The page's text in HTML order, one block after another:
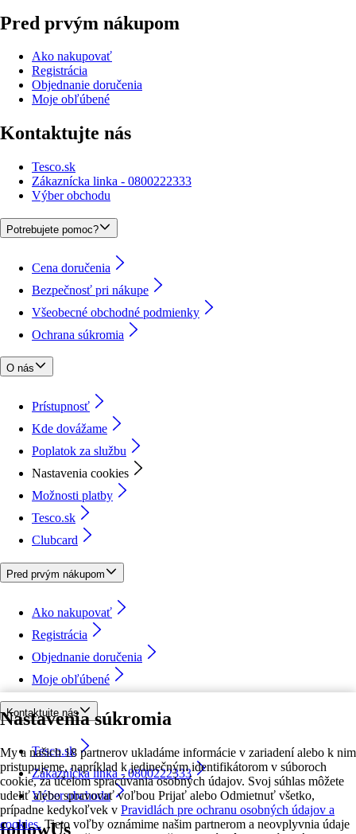
Nastavenia súkromia
My a našich 18 partnerov ukladáme informácie v zariadení alebo k nim
pristupujeme, napríklad k jedinečným identifikátorom v súboroch
cookie, za účelom spracúvania osobných údajov. Svoj súhlas môžete
udeliť alebo spravovať voľbou Prijať alebo Odmietnuť všetko,
prípadne kedykoľvek v Pravidlách pre ochranu osobných údajov a
cookies. Tieto voľby oznámime našim partnerom a neovplyvnia údaje
Pred prvým nákupom
Ako nakupovať
Registrácia
Objednanie doručenia
Moje obľúbené
Kontaktujte nás
Tesco.sk
Zákaznícka linka - 0800222333
Výber obchodu
Potrebujete pomoc?
Cena doručenia
Bezpečnosť pri nákupe
Všeobecné obchodné podmienky
Ochrana súkromia
O nás
Prístupnosť
Kde dovážame
Poplatok za službu
Nastavenia cookies
Možnosti platby
Tesco.sk
Clubcard
Pred prvým nákupom
Ako nakupovať
Registrácia
Objednanie doručenia
Moje obľúbené
Kontaktujte nás
Tesco.sk
Zákaznícka linka - 0800222333
Výber obchodu
followUs